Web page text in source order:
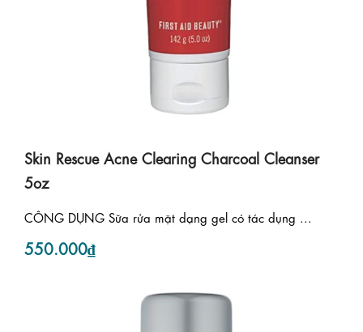
Skin Rescue Acne Clearing Charcoal Cleanser
5oz
CÔNG DỤNG Sữa rửa mặt dạng gel có tác dụng ...
550.000₫